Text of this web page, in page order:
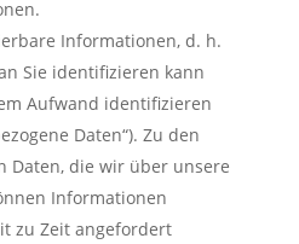
Informationen, d. h.
Sie identifizieren kann
Aufwand identifizieren
Daten“). Zu den
Daten, die wir über unsere
Informationen
zu Zeit angefordert